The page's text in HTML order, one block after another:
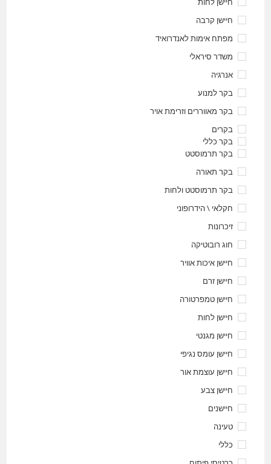
חיישן קרבה
מפתח אימות לאנדרואיד
משדר סיראלי
אנרגיה
בקר למנוע
בקר מאווררים וזרימת אויר
בקרים
בקר כללי
בקר תרמוסטט
בקר תאורה
בקר תרמוסטט ולחות
חקלאי \ הידרופוני
זיכרונות
חוג רובוטיקה
חיישן איכות אוויר
חיישן זרם
חיישן טמפרטורה
חיישן לחות
חיישן מגנטי
חיישן עומס נגיפי
חיישן עוצמת אור
חיישן צבע
חיישנים
טעינה
כללי